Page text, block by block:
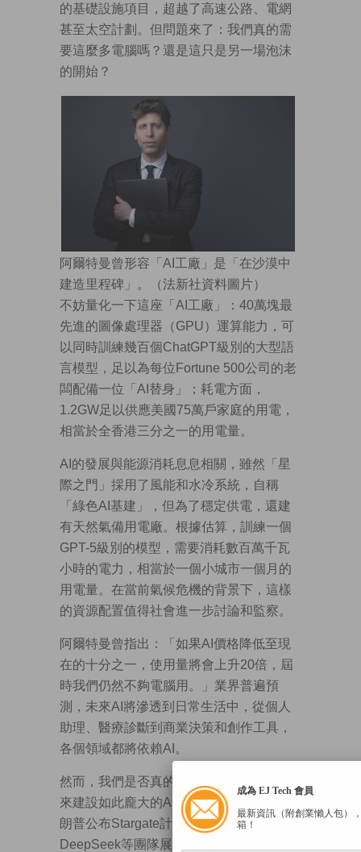
的基礎設施項目，超越了高速公路、電網
甚至太空計劃。但問題來了：我們真的需
要這麼多電腦嗎？還是這只是另一場泡沫
的開始？
阿爾特曼曾形容「AI工廠」是「在沙漠中
建造里程碑」。（法新社資料圖片）
不妨量化一下這座「AI工廠」：40萬塊最
先進的圖像處理器（GPU）運算能力，可
以同時訓練幾百個ChatGPT級別的大型語
言模型，足以為每位Fortune 500公司的老
闆配備一位「AI替身」；耗電方面，
1.2GW足以供應美國75萬戶家庭的用電，
相當於全香港三分之一的用電量。
AI的發展與能源消耗息息相關，雖然「星
際之門」採用了風能和水冷系統，自稱
「綠色AI基建」，但為了穩定供電，還建
有天然氣備用電廠。根據估算，訓練一個
GPT-5級別的模型，需要消耗數百萬千瓦
小時的電力，相當於一個小城市一個月的
用電量。在當前氣候危機的背景下，這樣
的資源配置值得社會進一步討論和監察。
阿爾特曼曾指出：「如果AI價格降低至現
在的十分之一，使用量將會上升20倍，屆
時我們仍然不夠電腦用。」業界普遍預
測，未來AI將滲透到日常生活中，從個人
助理、醫療診斷到商業決策和創作工具，
各個領域都將依賴AI。
然而，我們是否真的需要投入數千億美元
來建設如此龐大的AI數據中心？畢竟在特
朗普公布Stargate計劃後，來自中國的
DeepSeek等團隊展現了AI另一條發展道
成為 EJ Tech 會員
最新資訊（附創業懶人包）
箱！